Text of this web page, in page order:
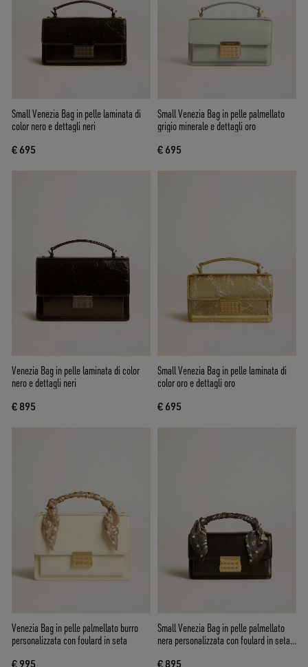
Small Venezia Bag in pelle laminata di
color nero e dettagli neri
€ 695
Small Venezia Bag in pelle palmellato
grigio minerale e dettagli oro
€ 695
Venezia Bag in pelle laminata di color
nero e dettagli neri
€ 895
Small Venezia Bag in pelle laminata di
color oro e dettagli oro
€ 695
Venezia Bag in pelle palmellato burro
personalizzata con foulard in seta
€ 995
Small Venezia Bag in pelle palmellato
nera personalizzata con foulard in seta e
€ 895